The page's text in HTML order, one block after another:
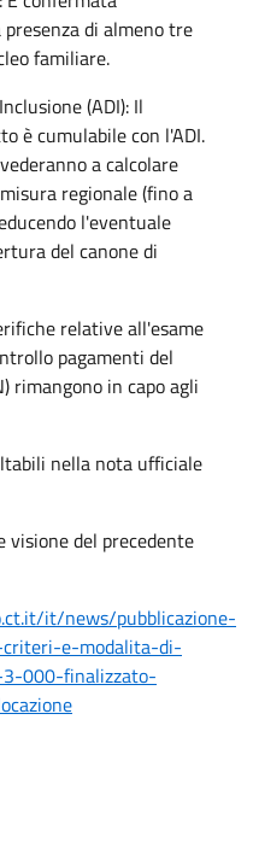
di almeno tre
familiare.
(ADI): Il
è cumulabile con l'ADI.
a calcolare
regionale (fino a
l'eventuale
del canone di
relative all'esame
pagamenti del
rimangono in capo agli
nella nota ufficiale
visione del precedente
it/news/pubblicazione-
criteri-e-modalita-di-
000-finalizzato-